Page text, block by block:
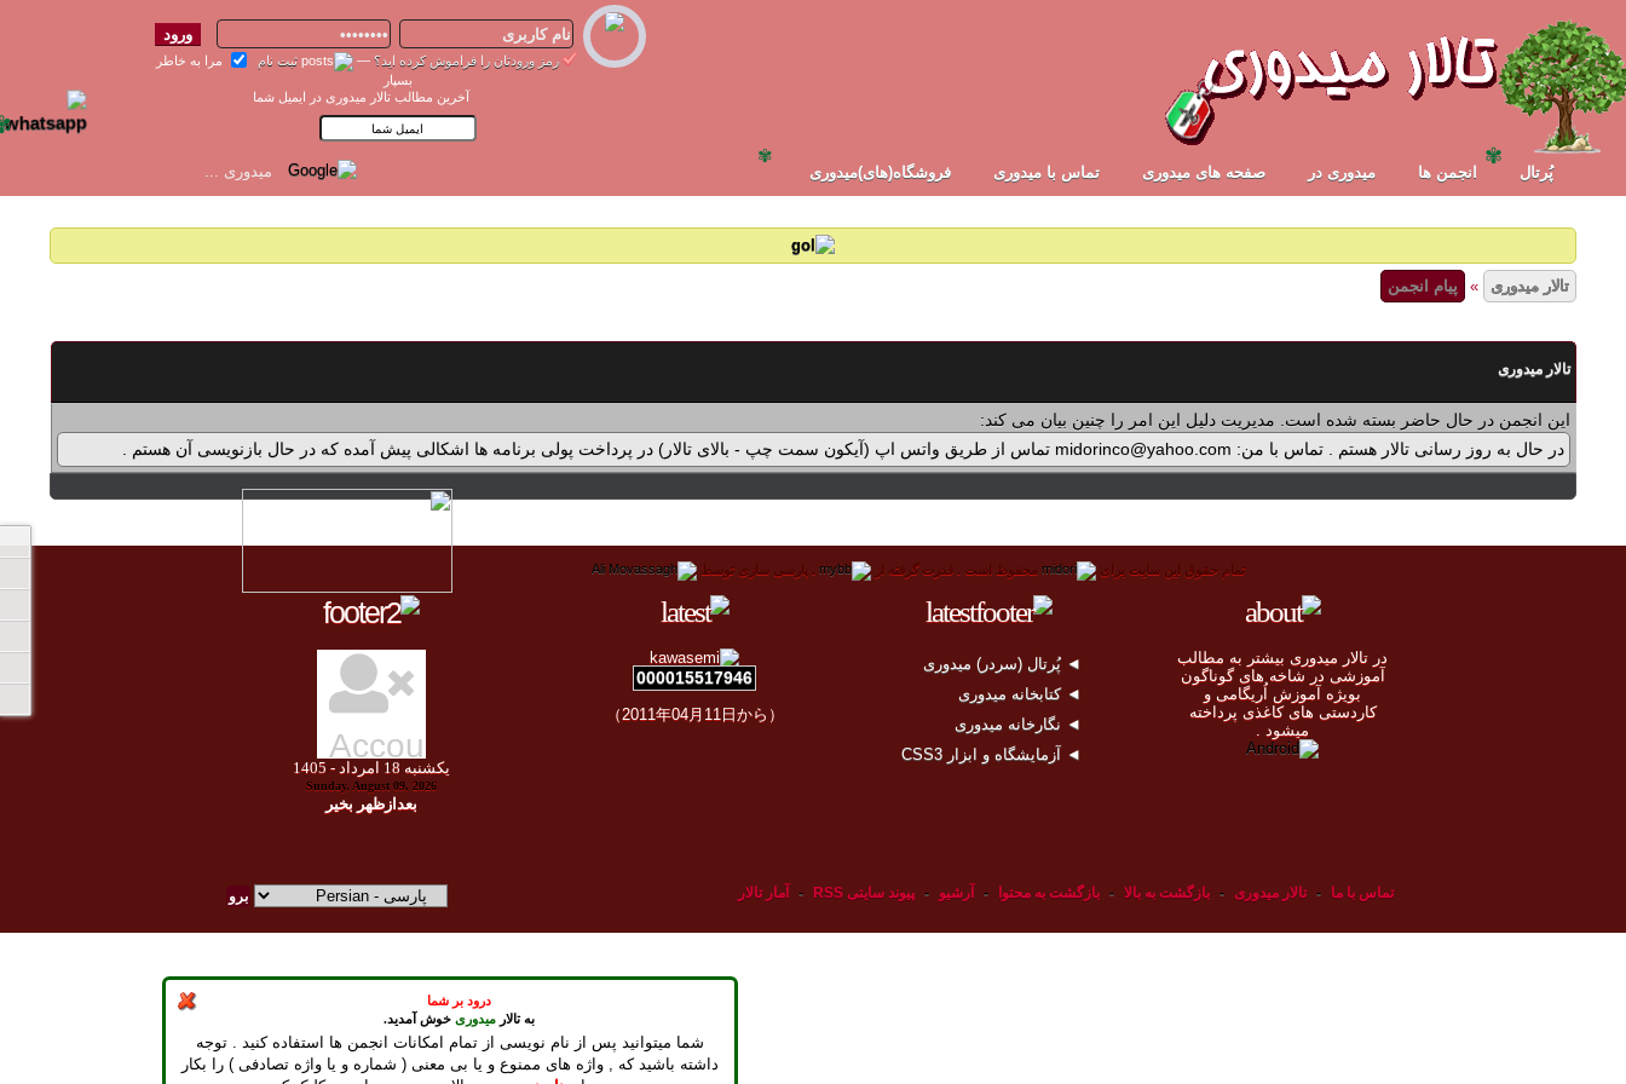
رمز ورودتان را فراموش کرده اید؟ — ثبت نام
مرا به خاطر
بسپار
درود بر شما
به تالار میدوریخوش آمدید.
شما میتوانید پس از نام نویسی از تمام امکانات انجمن ها استفاده کنید . توجه
داشته باشید که , واژه های ممنوع و یا بی معنی ( شماره و یا واژه تصادفی ) را بکار
آخرین مطالب تالار میدوری در ایمیل شما
پُرتال انجمن ها ميدوری در صفحه های میدوری تماس با میدوری فروشگاه(های)میدوری
تالار میدوری » پیام انجمن
تالار میدوری
این انجمن در حال حاضر بسته شده است. مدیریت دلیل این امر را چنین بیان می کند:
در حال به روز رسانی تالار هستم . تماس با من: midorinco@yahoo.com تماس از طریق واتس اپ (آیکون سمت چپ - بالای تالار) در پرداخت پولی برنامه ها اشکالی پیش آمده که در حال بازنویسی آن هستم .
تمام حقوق اين سايت برای محفوظ است . قدرت گرفته از پارسی سازی توسط
يكشنبه امرداد - 1405
Sunday, August 09, 2026
بعدازظهر بخير
000015517946
（2011年04月11日から）
◄ پُرتال (سردر) میدوری
◄ کتابخانه میدوری
◄ نگارخانه میدوری
◄ آزمایشگاه و ابزار CSS3
در تالار میدوری بيشتر به مطالب
آموزشی در شاخه های گوناگون
بویژه آموزش اُريگامی و
کاردستی های کاغذی پرداخته
ميشود .
تماس با ما - تالار میدوری - بازگشت به بالا - بازگشت به محتوا - آرشیو - پیوند سایتی RSS - آمار تالار
✾ ✾
✾